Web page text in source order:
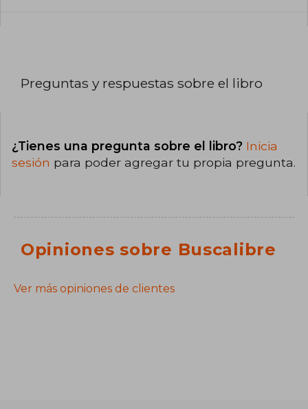
Preguntas y respuestas sobre el libro
¿Tienes una pregunta sobre el libro? Inicia
sesión para poder agregar tu propia pregunta.
Opiniones sobre Buscalibre
Ver más opiniones de clientes